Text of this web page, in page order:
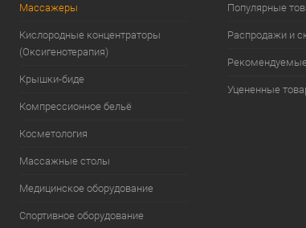
Массажеры
Кислородные концентраторы
(Оксигенотерапия)
Крышки-биде
Компрессионное бельё
Косметология
Массажные столы
Медицинское оборудование
Спортивное оборудование
Популярные
Распродажи и
Уцененные